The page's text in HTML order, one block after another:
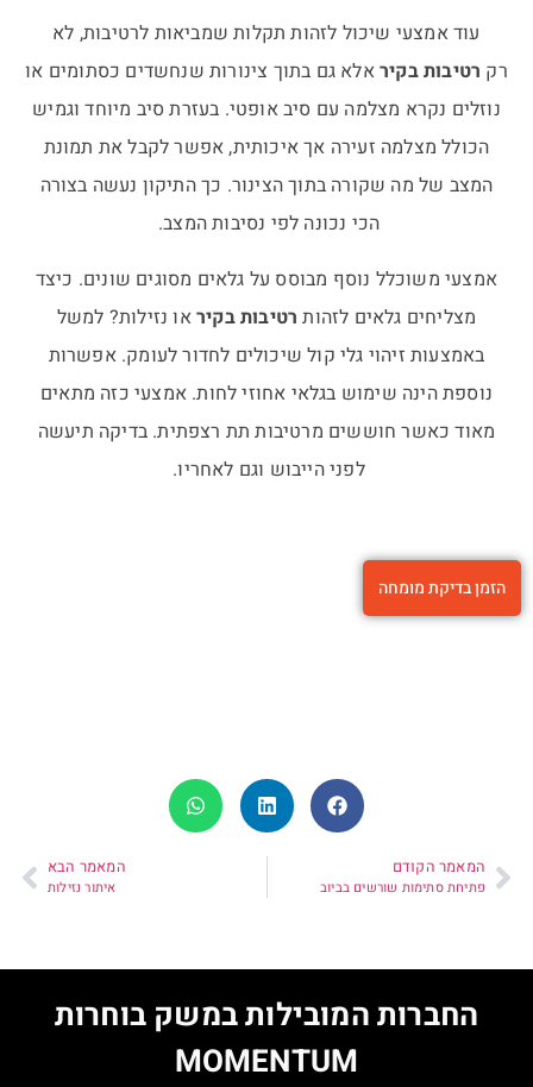
עוד אמצעי שיכול לזהות תקלות שמביאות לרטיבות, לא
רק רטיבות בקיראלא גם בתוך צינורות שנחשדים כסתומים או
נוזלים נקרא מצלמה עם סיב אופטי. בעזרת סיב מיוחד וגמיש
הכולל מצלמה זעירה אך איכותית, אפשר לקבל את תמונת
המצב של מה שקורה בתוך הצינור. כך התיקון נעשה בצורה
הכי נכונה לפי נסיבות המצב.
אמצעי משוכלל נוסף מבוסס על גלאים מסוגים שונים. כיצד
מצליחים גלאים לזהות רטיבות בקיראו נזילות? למשל
באמצעות זיהוי גלי קול שיכולים לחדור לעומק. אפשרות
נוספת הינה שימוש בגלאי אחוזי לחות. אמצעי כזה מתאים
מאוד כאשר חוששים מרטיבות תת רצפתית. בדיקה תיעשה
לפני הייבוש וגם לאחריו.
הזמן בדיקת מומחה
המאמר הקודם
פתיחת סתימות שורשים בביוב
המאמר הבא
איתור נזילות
החברות המובילות במשק בוחרות
MOMENTUM